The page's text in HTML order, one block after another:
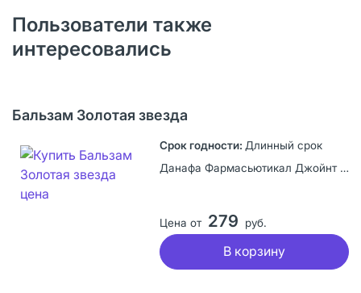
Пользователи также
интересовались
Бальзам Золотая звезда
Длинный срок
Данафа Фармасьютикал Джойнт Сток Компани, Вьетнам
Цена от 279 руб.
В корзину